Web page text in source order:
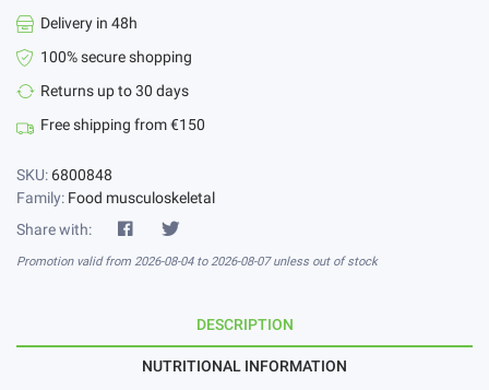
Delivery in 48h
100% secure shopping
Returns up to 30 days
Free shipping from €150
SKU: 6800848
Family: Food musculoskeletal
Share with:
Promotion valid from 2026-08-04 to 2026-08-07 unless out of stock
DESCRIPTION
NUTRITIONAL INFORMATION